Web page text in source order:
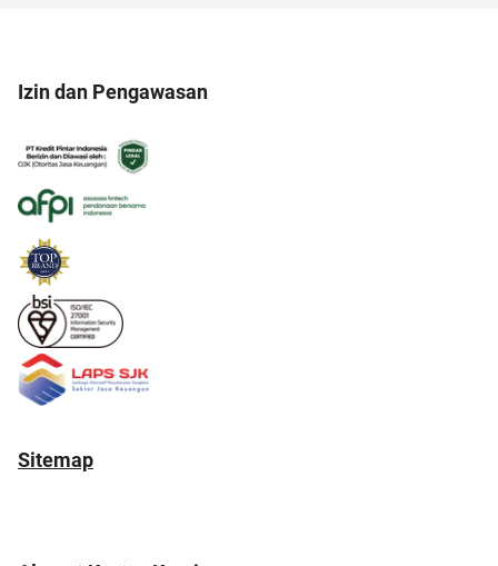
Izin dan Pengawasan
Sitemap